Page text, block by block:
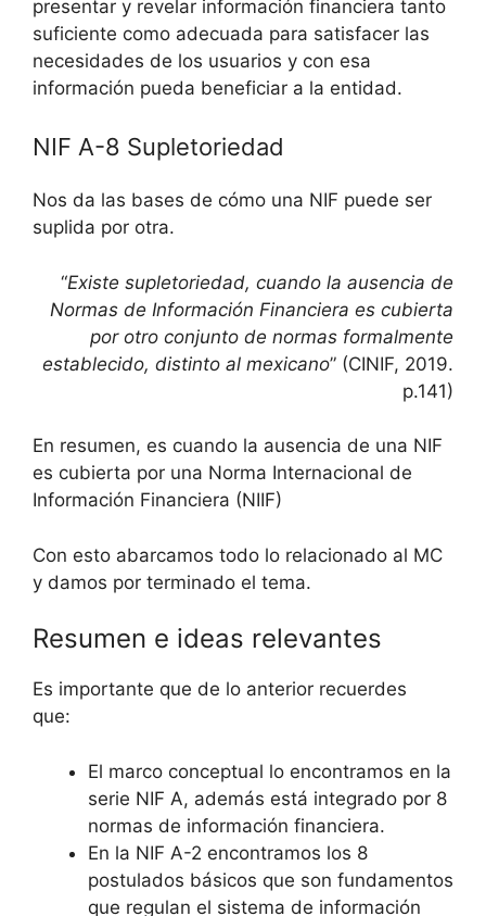
presentar y revelar información financiera tanto
suficiente como adecuada para satisfacer las
necesidades de los usuarios y con esa
información pueda beneficiar a la entidad.
NIF A-8 Supletoriedad
Nos da las bases de cómo una NIF puede ser
suplida por otra.
“Existe supletoriedad, cuando la ausencia de
Normas de Información Financiera es cubierta
por otro conjunto de normas formalmente
establecido, distinto al mexicano” (CINIF, 2019.
p.141)
En resumen, es cuando la ausencia de una NIF
es cubierta por una Norma Internacional de
Información Financiera (NIIF)
Con esto abarcamos todo lo relacionado al MC
y damos por terminado el tema.
Resumen e ideas relevantes
Es importante que de lo anterior recuerdes
que:
El marco conceptual lo encontramos en la
serie NIF A, además está integrado por 8
normas de información financiera.
En la NIF A-2 encontramos los 8
postulados básicos que son fundamentos
que regulan el sistema de información